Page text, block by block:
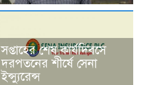
সপ্তাহের শেষ কার্যদিবসে
দরপতনের শীর্ষে সেনা
ইন্স্যুরেন্স